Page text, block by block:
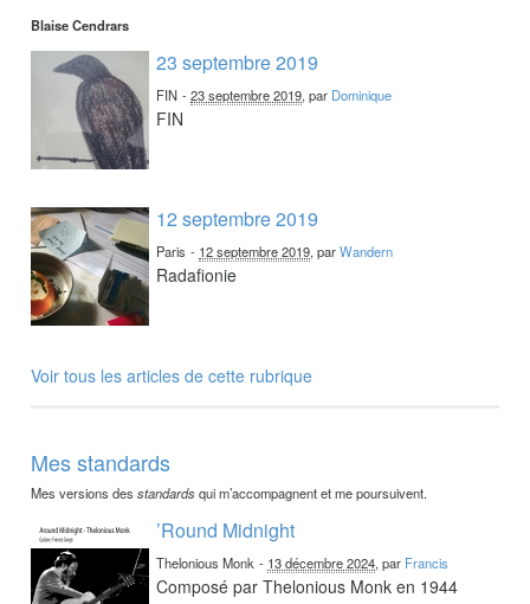
Blaise Cendrars
23 septembre 2019
FIN -23 septembre 2019, par Dominique
FIN
12 septembre 2019
Paris - 12 septembre 2019, parWandern
Radafionie
Voir tous les articles de cette rubrique
Mes standards
Mes versions desstandardsqui m’accompagnent et me poursuivent.
’Round Midnight
Thelonious Monk - 13 décembre 2024, par Francis
Composé par Thelonious Monk en 1944